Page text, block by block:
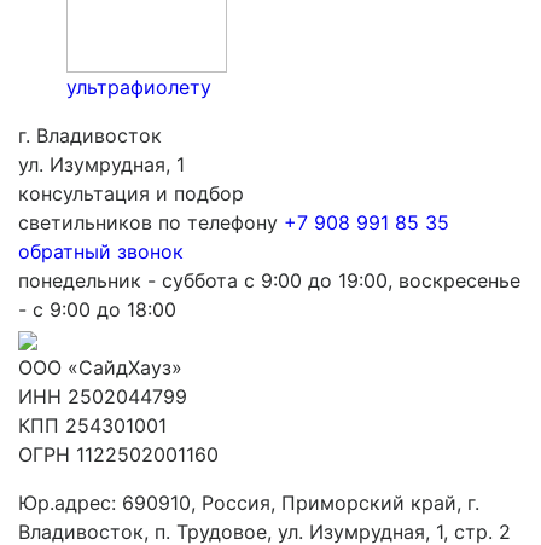
ультрафиолету
г. Владивосток
ул. Изумрудная, 1
консультация и подбор
светильников по телефону +7 908 991 85 35
обратный звонок
понедельник - суббота с 9:00 до 19:00, воскресенье
- с 9:00 до 18:00
ООО «СайдХауз»
ИНН 2502044799
КПП 254301001
ОГРН 1122502001160
Юр.адрес: 690910, Россия, Приморский край, г.
Владивосток, п. Трудовое, ул. Изумрудная, 1, стр. 2